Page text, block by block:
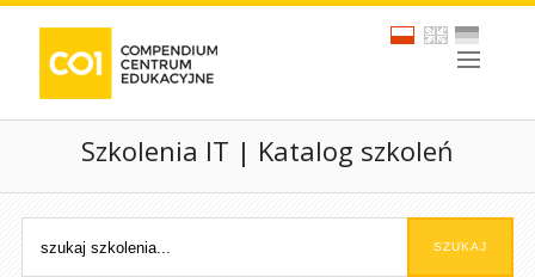
Szkolenia IT | Katalog szkoleń